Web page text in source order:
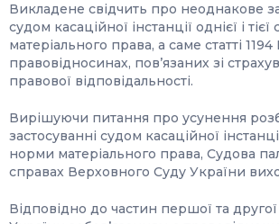
Викладене свідчить про неоднакове
судом касаційної інстанції однієї і
матеріального права, а саме статті
правовідносинах, пов’язаних зі
правової відповідальності.
Вирішуючи питання про усунення
застосуванні судом касаційної
норми матеріального права, Судова
справах Верховного Суду України
Відповідно до частин першої та другої